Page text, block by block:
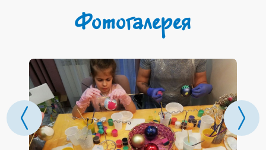
Фотогалерея